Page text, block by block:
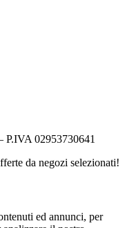
P.IVA 02953730641
da negozi selezionati!
ed annunci, per